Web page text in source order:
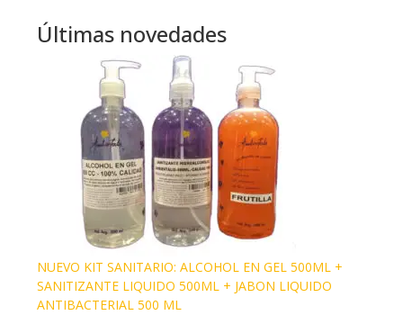
Últimas novedades
NUEVO KIT SANITARIO: ALCOHOL EN GEL 500ML +
SANITIZANTE LIQUIDO 500ML + JABON LIQUIDO
ANTIBACTERIAL 500 ML